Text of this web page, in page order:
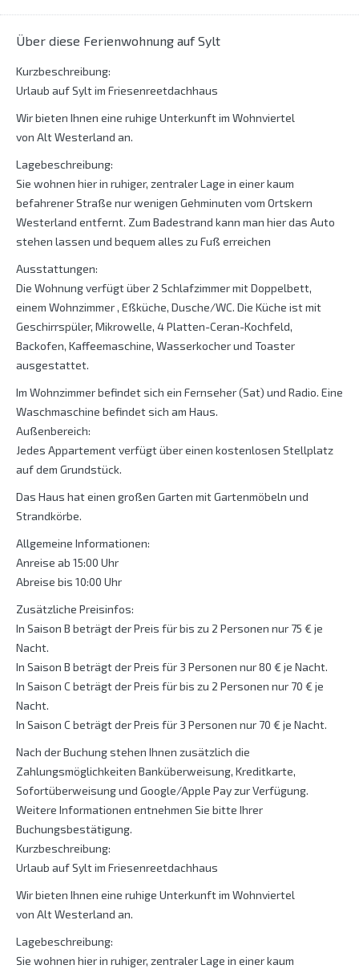
Über diese Ferienwohnung auf Sylt
Kurzbeschreibung:
Urlaub auf Sylt im Friesenreetdachhaus
Wir bieten Ihnen eine ruhige Unterkunft im Wohnviertel
von Alt Westerland an.
Lagebeschreibung:
Sie wohnen hier in ruhiger, zentraler Lage in einer kaum
befahrener Straße nur wenigen Gehminuten vom Ortskern
Westerland entfernt. Zum Badestrand kann man hier das Auto
stehen lassen und bequem alles zu Fuß erreichen
Ausstattungen:
Die Wohnung verfügt über 2 Schlafzimmer mit Doppelbett,
einem Wohnzimmer , Eßküche, Dusche/WC. Die Küche ist mit
Geschirrspüler, Mikrowelle, 4 Platten-Ceran-Kochfeld,
Backofen, Kaffeemaschine, Wasserkocher und Toaster
ausgestattet.
Im Wohnzimmer befindet sich ein Fernseher (Sat) und Radio. Eine
Waschmaschine befindet sich am Haus.
Außenbereich:
Jedes Appartement verfügt über einen kostenlosen Stellplatz
auf dem Grundstück.
Das Haus hat einen großen Garten mit Gartenmöbeln und
Strandkörbe.
Allgemeine Informationen:
Anreise ab 15:00 Uhr
Abreise bis 10:00 Uhr
Zusätzliche Preisinfos:
In Saison B beträgt der Preis für bis zu 2 Personen nur 75 € je
Nacht.
In Saison B beträgt der Preis für 3 Personen nur 80 € je Nacht.
In Saison C beträgt der Preis für bis zu 2 Personen nur 70 € je
Nacht.
In Saison C beträgt der Preis für 3 Personen nur 70 € je Nacht.
Nach der Buchung stehen Ihnen zusätzlich die
Zahlungsmöglichkeiten Banküberweisung, Kreditkarte,
Sofortüberweisung und Google/Apple Pay zur Verfügung.
Weitere Informationen entnehmen Sie bitte Ihrer
Buchungsbestätigung.
Kurzbeschreibung:
Urlaub auf Sylt im Friesenreetdachhaus
Wir bieten Ihnen eine ruhige Unterkunft im Wohnviertel
von Alt Westerland an.
Lagebeschreibung:
Sie wohnen hier in ruhiger, zentraler Lage in einer kaum